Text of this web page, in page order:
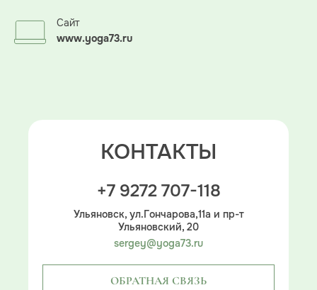
Сайт
www.yoga73.ru
КОНТАКТЫ
+7 9272 707-118
Ульяновск, ул.Гончарова,11а и пр-т
Ульяновский, 20
sergey@yoga73.ru
ОБРАТНАЯ СВЯЗЬ